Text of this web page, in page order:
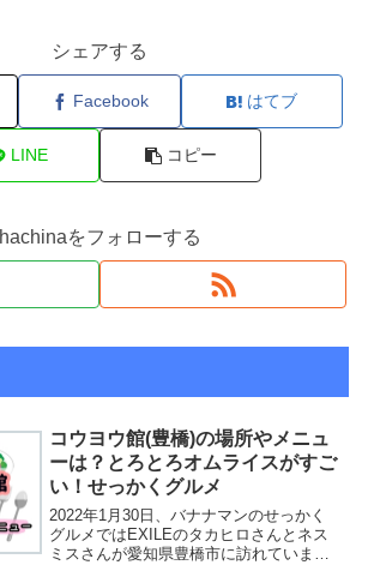
シェアする
Facebook はてブ
LINE コピー
hachinaをフォローする
コウヨウ館(豊橋)の場所やメニュ
ーは？とろとろオムライスがすご
い！せっかくグルメ
2022年1月30日、バナナマンのせっかく
グルメではEXILEのタカヒロさんとネス
ミスさんが愛知県豊橋市に訪れていま